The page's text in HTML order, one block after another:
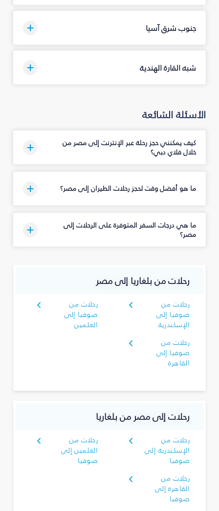
جنوب شرق آسيا
شبه القارة الهندية
الأسئلة الشائعة
كيف يمكنني حجز رحلة عبر الإنترنت إلى مصر من
خلال فلاي دبي؟
ما هو أفضل وقت لحجز رحلات الطيران إلى مصر؟
ما هي درجات السفر المتوفرة على الرحلات إلى
مصر؟
رحلات من بلغاريا إلى مصر
رحلات من
صوفيا إلى
الإسكندرية
رحلات من
صوفيا إلى
العلمين
رحلات من
صوفيا إلى
القاهرة
رحلات إلى مصر من بلغاريا
رحلات من
الإسكندرية إلى
صوفيا
رحلات من
العلمين إلى
صوفيا
رحلات من
القاهرة إلى
صوفيا